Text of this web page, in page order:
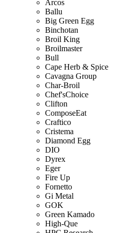
Arcos
Ballu
Big Green Egg
Binchotan
Broil King
Broilmaster
Bull
Cape Herb & Spice
Cavagna Group
Char-Broil
Chef'sChoice
Clifton
ComposeEat
Craftico
Cristema
Diamond Egg
DIO
Dyrex
Eger
Fire Up
Fornetto
Gi Metal
GOK
Green Kamado
High-Que